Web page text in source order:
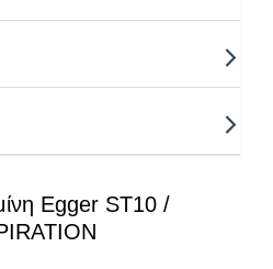
2.07m
Egger ST10 /